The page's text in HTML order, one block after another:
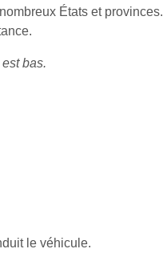
États et provinces.
bas.
le véhicule.